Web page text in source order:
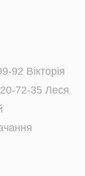
92 Вікторія
72-35 Леся